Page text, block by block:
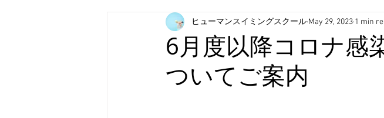
6月度以降コロナ感
ついてご案内
ヒューマンスイミングスクール May 29, 2023 1 min